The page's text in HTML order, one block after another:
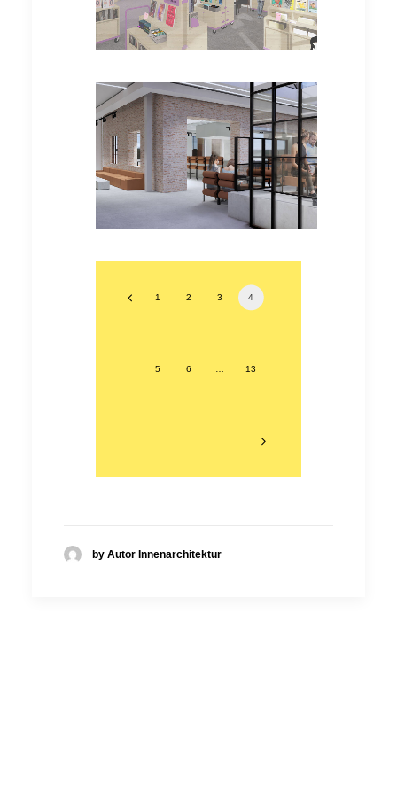
Bachelorarbeiten
Bachelorarbeiten
1 2 3 4
5 6 13
by Autor Innenarchitektur